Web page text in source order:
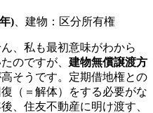
) 、建物：区分所有権
、私も最初意味がわから
のですが、 建物無償譲渡方
そうです。定期借地権との
（＝解体）をする必要がな
、住友不動産に明け渡す、